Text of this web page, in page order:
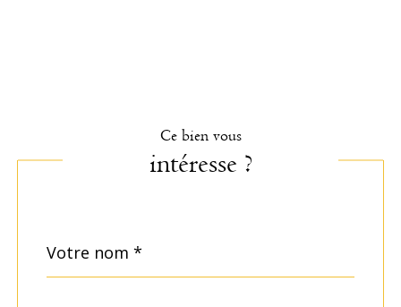
Ce bien vous
intéresse ?
par
défaut
*